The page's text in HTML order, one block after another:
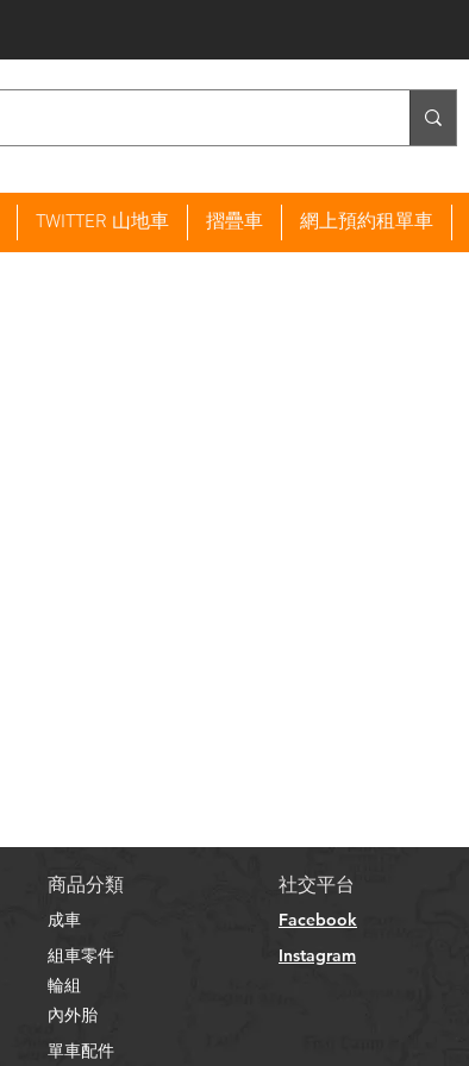
TWITTER 山地車 摺疊車 網上預約租單車
​商品分類 社交平台
成車
組車零件
輪組
內外胎
單車配件
Facebook
Instagram